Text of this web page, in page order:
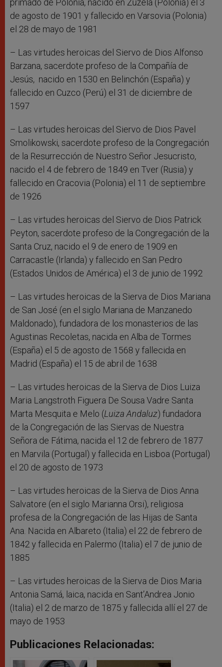
de agosto de 1901 y fallecido en Varsovia (Polonia)
el 28 de mayo de 1981
– Las virtudes heroicas del Siervo de Dios Alfonso
Barzana, sacerdote profeso de la Compañía de
Jesús, nacido en 1530 en Belinchón (España) y
fallecido en Cuzco (Perú) el 31 de diciembre de
1597
– Las virtudes heroicas del Siervo de Dios Pavel
Smolikowski, sacerdote profeso de la Congregación
de la Resurrección de Nuestro Señor Jesucristo,
nacido el 4 de febrero de 1849 en Tver (Rusia) y
fallecido en Cracovia (Polonia) el 11 de septiembre
de 1926
– Las virtudes heroicas del Siervo de Dios Patrick
Peyton, sacerdote profeso de la Congregación de la
Santa Cruz, nacido el 9 de enero de 1909 en
Carracastle (Irlanda) y fallecido en San Pedro
(Estados Unidos de América) el 3 de junio de 1992
– Las virtudes heroicas de la Sierva de Dios Mariana
de San José (en el siglo Mariana de Manzanedo
Maldonado), fundadora de los monasterios de las
Agustinas Recoletas, nacida en Alba de Tormes
(España) el 5 de agosto de 1568 y fallecida en
Madrid (España) el 15 de abril de 1638
– Las virtudes heroicas de la Sierva de Dios Luiza
Maria Langstroth Figuera De Sousa Vadre Santa
Marta Mesquita e Melo (Luiza Andaluz) fundadora
de la Congregación de las Siervas de Nuestra
Señora de Fátima, nacida el 12 de febrero de 1877
en Marvila (Portugal) y fallecida en Lisboa (Portugal)
el 20 de agosto de 1973
– Las virtudes heroicas de la Sierva de Dios Anna
Salvatore (en el siglo Marianna Orsi), religiosa
profesa de la Congregación de las Hijas de Santa
Ana. Nacida en Albareto (Italia) el 22 de febrero de
1842 y fallecida en Palermo (Italia) el 7 de junio de
1885
– Las virtudes heroicas de la Sierva de Dios Maria
Antonia Samá, laica, nacida en Sant’Andrea Jonio
(Italia) el 2 de marzo de 1875 y fallecida allí el 27 de
mayo de 1953
Publicaciones Relacionadas: